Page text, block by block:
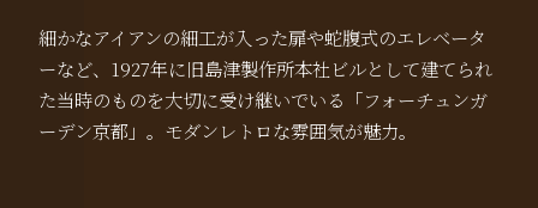
細かなアイアンの細工が入った扉や蛇腹式のエレベータ
ーなど、1927年に旧島津製作所本社ビルとして建てられ
た当時のものを大切に受け継いでいる「フォーチュンガ
ーデン京都」。モダンレトロな雰囲気が魅力。